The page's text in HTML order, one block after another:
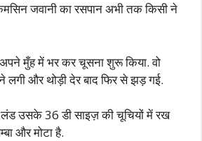
जवानी का रसपान अभी तक किसी ने
मुँह में भर कर चूसना शुरू किया. वो
और थोड़ी देर बाद फिर से झड़ गई.
उसके 36 डी साइज़ की चूचियों में रख
और मोटा है.